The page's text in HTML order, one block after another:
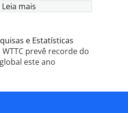
Leia mais
e Estatísticas
prevê recorde do
este ano